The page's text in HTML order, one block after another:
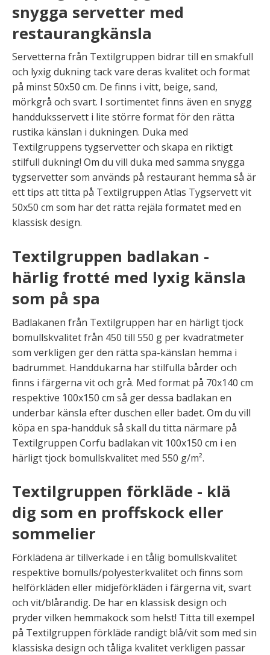
snygga servetter med
restaurangkänsla
Servetterna från Textilgruppen bidrar till en smakfull
och lyxig dukning tack vare deras kvalitet och format
på minst 50x50 cm. De finns i vitt, beige, sand,
mörkgrå och svart. I sortimentet finns även en snygg
handduksservett i lite större format för den rätta
rustika känslan i dukningen. Duka med
Textilgruppens tygservetter och skapa en riktigt
stilfull dukning! Om du vill duka med samma snygga
tygservetter som används på restaurant hemma så är
ett tips att titta på Textilgruppen Atlas Tygservett vit
50x50 cm som har det rätta rejäla formatet med en
klassisk design.
Textilgruppen badlakan -
härlig frotté med lyxig känsla
som på spa
Badlakanen från Textilgruppen har en härligt tjock
bomullskvalitet från 450 till 550 g per kvadratmeter
som verkligen ger den rätta spa-känslan hemma i
badrummet. Handdukarna har stilfulla bårder och
finns i färgerna vit och grå. Med format på 70x140 cm
respektive 100x150 cm så ger dessa badlakan en
underbar känsla efter duschen eller badet. Om du vill
köpa en spa-handduk så skall du titta närmare på
Textilgruppen Corfu badlakan vit 100x150 cm i en
härligt tjock bomullskvalitet med 550 g/m².
Textilgruppen förkläde - klä
dig som en proffskock eller
sommelier
Förklädena är tillverkade i en tålig bomullskvalitet
respektive bomulls/polyesterkvalitet och finns som
helförkläden eller midjeförkläden i färgerna vit, svart
och vit/blårandig. De har en klassisk design och
pryder vilken hemmakock som helst! Titta till exempel
på Textilgruppen förkläde randigt blå/vit som med sin
klassiska design och tåliga kvalitet verkligen passar